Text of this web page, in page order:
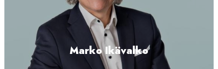
Marko Ikävalko